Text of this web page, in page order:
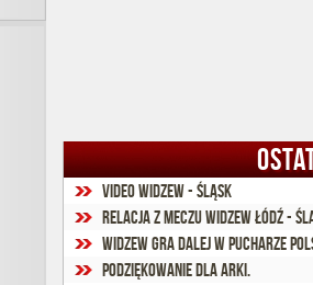
VIDEO Widzew - Śląsk
Relacja z meczu Widzew Łódź -
Widzew gra dalej w Pucharze
Podziękowanie dla Arki.